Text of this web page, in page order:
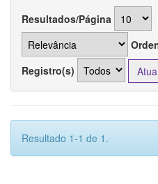
Resultados/Página
Registro(s)
Resultado 1-1 de 1.